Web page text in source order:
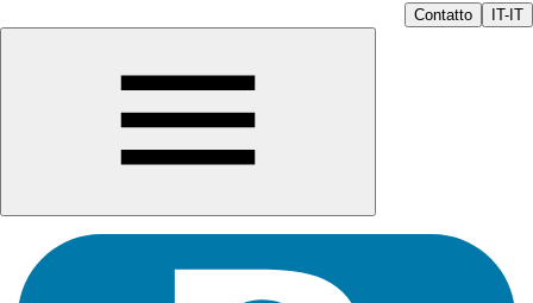
Contatto IT-IT